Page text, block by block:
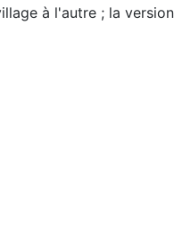
à l'autre ; la